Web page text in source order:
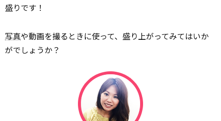
盛りです！
写真や動画を撮るときに使って、盛り上がってみてはいか
がでしょうか？